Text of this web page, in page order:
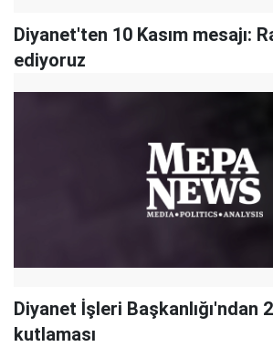
Diyanet'ten 10 Kasım mesajı:
ediyoruz
Diyanet İşleri Başkanlığı'ndan
kutlaması